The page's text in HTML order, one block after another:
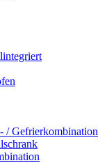
/ Gefrierkombination